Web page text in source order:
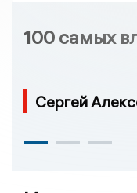
100 самых
Сергей